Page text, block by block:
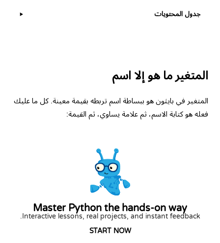
المتغير ما هو إلا اسم
المتغير في بايثون هو ببساطة اسم تربطه بقيمة معينة. كل ما عليك
فعله هو كتابة الاسم، ثم علامة يساوي، ثم القيمة:
Master Python the hands-on way
Interactive lessons, real projects, and instant feedback.
START NOW
جدول المحتويات ▶